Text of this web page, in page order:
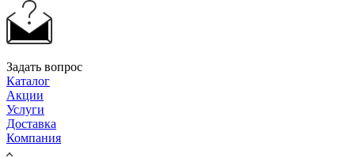
Задать вопрос
Каталог
Акции
Услуги
Доставка
Компания